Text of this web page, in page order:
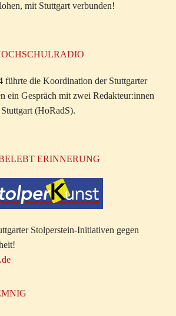
mit Stuttgart verbunden!
führte die Koordination der Stuttgarter
ein Gespräch mit zwei Redakteur:innen
(HoRadS).
ERINNERUNG
Stolperstein-Initiativen gegen